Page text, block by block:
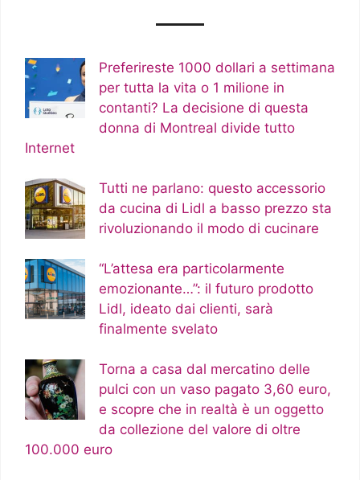
Preferireste 1000 dollari a settimana
per tutta la vita o 1 milione in
contanti? La decisione di questa
donna di Montreal divide tutto
Internet
Tutti ne parlano: questo accessorio
da cucina di Lidl a basso prezzo sta
rivoluzionando il modo di cucinare
“L’attesa era particolarmente
emozionante…”: il futuro prodotto
Lidl, ideato dai clienti, sarà
finalmente svelato
Torna a casa dal mercatino delle
pulci con un vaso pagato 3,60 euro,
e scopre che in realtà è un oggetto
da collezione del valore di oltre
100.000 euro